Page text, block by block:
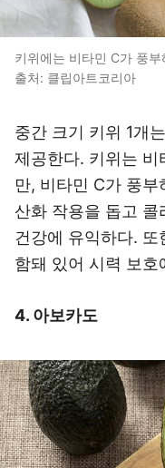
키위에는 비타민 C가 풍부
출처: 클립아트코리아
중간 크기 키위 1개
제공한다. 키위는 비
만, 비타민 C가 풍
산화 작용을 돕고 콜
건강에 유익하다. 또
함돼 있어 시력 보호
4. 아보카도